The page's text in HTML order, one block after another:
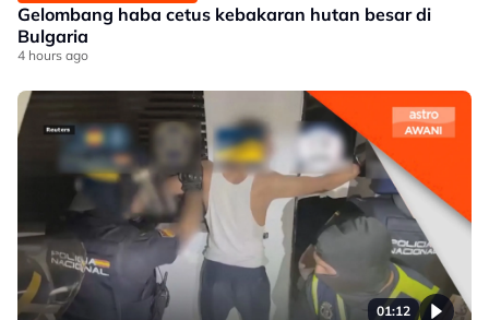
Gelombang haba cetus kebakaran hutan besar di
Bulgaria
4 hours ago
01:12